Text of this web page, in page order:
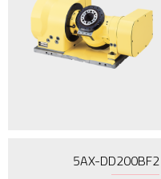
5AX-DD200BF2